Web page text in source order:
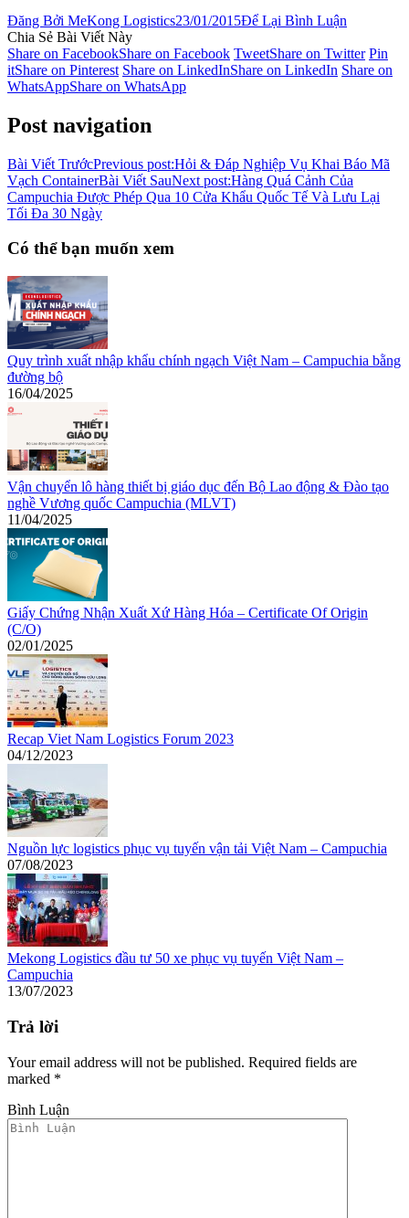
Đăng Bởi MeKong Logistics23/01/2015Để Lại Bình Luận
Chia Sẻ Bài Viết Này
Share on FacebookShare on Facebook TweetShare on Twitter Pin
itShare on Pinterest Share on LinkedInShare on LinkedIn Share on
WhatsAppShare on WhatsApp
Post navigation
Bài Viết TrướcPrevious post:Hỏi & Đáp Nghiệp Vụ Khai Báo Mã
Vạch ContainerBài Viết SauNext post:Hàng Quá Cảnh Của
Campuchia Được Phép Qua 10 Cửa Khẩu Quốc Tế Và Lưu Lại
Tối Đa 30 Ngày
Có thể bạn muốn xem
Quy trình xuất nhập khẩu chính ngạch Việt Nam – Campuchia bằng
đường bộ
16/04/2025
Vận chuyển lô hàng thiết bị giáo dục đến Bộ Lao động & Đào tạo
nghề Vương quốc Campuchia (MLVT)
11/04/2025
Giấy Chứng Nhận Xuất Xứ Hàng Hóa – Certificate Of Origin
(C/O)
02/01/2025
Recap Viet Nam Logistics Forum 2023
04/12/2023
Nguồn lực logistics phục vụ tuyến vận tải Việt Nam – Campuchia
07/08/2023
Mekong Logistics đầu tư 50 xe phục vụ tuyến Việt Nam –
Campuchia
13/07/2023
Trả lời
Your email address will not be published. Required fields are
marked *
Bình Luận